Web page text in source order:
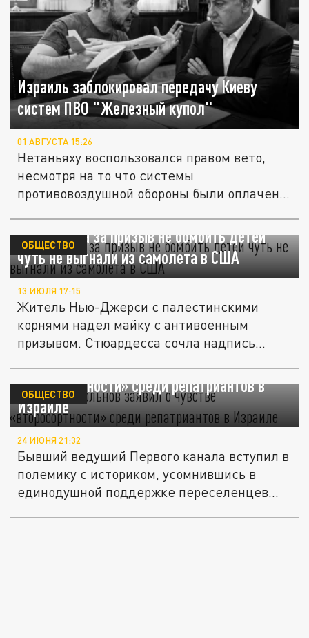
Израиль заблокировал передачу Киеву
систем ПВО "Железный купол"
01 АВГУСТА 15:26
Нетаньяху воспользовался правом вето,
несмотря на то что системы
противовоздушной обороны были оплачены
Палестинца за призыв не бомбить детей
чуть не выгнали из самолета в США
ОБЩЕСТВО
13 ИЮЛЯ 17:15
Житель Нью-Джерси с палестинскими
корнями надел майку с антивоенным
призывом. Стюардесса сочла надпись...
Антон Привольнов заявил о чувстве
«второсортности» среди репатриантов в
Израиле
ОБЩЕСТВО
24 ИЮНЯ 21:32
Бывший ведущий Первого канала вступил в
полемику с историком, усомнившись в
единодушной поддержке переселенцев...